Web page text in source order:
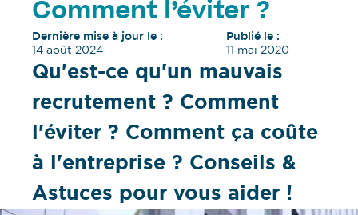
Comment l’éviter ?
Dernière mise à jour le :
14 août 2024
Publié le :
11 mai 2020
Qu'est-ce qu'un mauvais
recrutement ? Comment
l'éviter ? Comment ça coûte
à l'entreprise ? Conseils &
Astuces pour vous aider !